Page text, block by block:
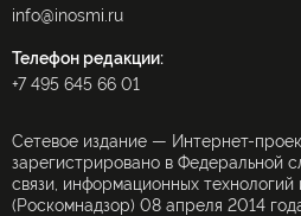
info@inosmi.ru
Телефон редакции:
+7 495 645 66 01
Сетевое издание — Интернет-
зарегистрировано в Федеральной
связи, информационных
(Роскомнадзор) 08 апреля 2014